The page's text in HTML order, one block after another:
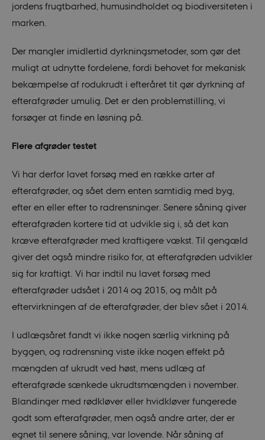
jordens frugtbarhed, humusindholdet og biodiversiteten i
marken.
Der mangler imidlertid dyrkningsmetoder, som gør det
muligt at udnytte fordelene, fordi behovet for mekanisk
bekæmpelse af rodukrudt i efteråret tit gør dyrkning af
efterafgrøder umulig. Det er den problemstilling, vi
forsøger at finde en løsning på.
Flere afgrøder testet
Vi har derfor lavet forsøg med en række arter af
efterafgrøder, og sået dem enten samtidig med byg,
efter en eller efter to radrensninger. Senere såning giver
efterafgrøden kortere tid at udvikle sig i, så det kan
kræve efterafgrøder med kraftigere vækst. Til gengæld
giver det også mindre risiko for, at efterafgrøden udvikler
sig for kraftigt. Vi har indtil nu lavet forsøg med
efterafgrøder udsået i 2014 og 2015, og målt på
eftervirkningen af de efterafgrøder, der blev sået i 2014.
I udlægsåret fandt vi ikke nogen særlig virkning på
byggen, og radrensning viste ikke nogen effekt på
mængden af ukrudt ved høst, mens udlæg af
efterafgrøde sænkede ukrudtsmængden i november.
Blandinger med rødkløver eller hvidkløver fungerede
godt som efterafgrøder, men også andre arter, der er
egnet til senere såning, var lovende. Når såning af